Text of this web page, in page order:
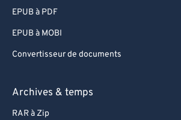
EPUB à PDF
EPUB à MOBI
Convertisseur de documents
Archives & temps
RAR à Zip